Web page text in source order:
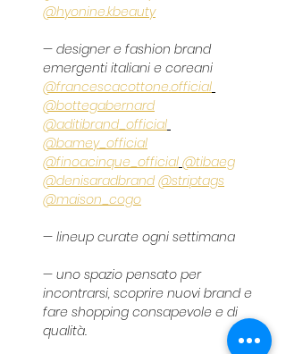
@hyonine.kbeauty
— designer e fashion brand
emergenti italiani e coreani
@francescacottone.official
@bottegabernard
@aditibrand_official
@bamey_official
@finoacinque_official @tibaeg
@denisaradbrand @striptags
@maison_cogo
— lineup curate ogni settimana
— uno spazio pensato per
incontrarsi, scoprire nuovi brand e
fare shopping consapevole e di
qualità.